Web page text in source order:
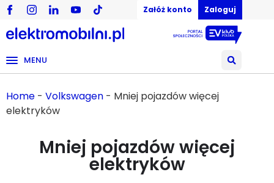
Załóż konto Zaloguj
MENU
Home - Volkswagen - Mniej pojazdów więcej
elektryków
Mniej pojazdów więcej
elektryków